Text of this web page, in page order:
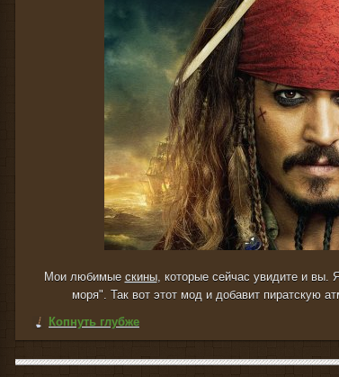
Мои любимые скины, которые сейчас увидите и
моря". Так вот этот мод и добавит пиратскую
Копнуть глубже